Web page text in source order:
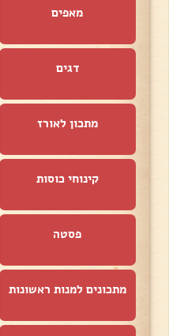
מאפים
דגים
מתכון לאורז
קינוחי כוסות
פסטה
מתכונים למנות ראשונות